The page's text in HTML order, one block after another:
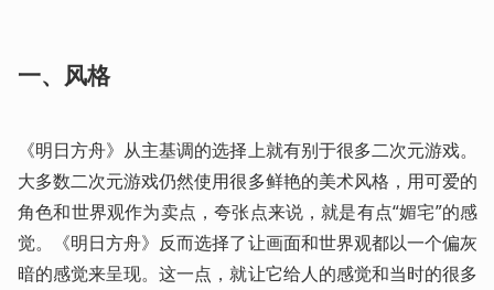
一、风格
《明日方舟》从主基调的选择上就有别于很多二次元游戏。
大多数二次元游戏仍然使用很多鲜艳的美术风格，用可爱的
角色和世界观作为卖点，夸张点来说，就是有点“媚宅”的感
觉。《明日方舟》反而选择了让画面和世界观都以一个偏灰
暗的感觉来呈现。这一点，就让它给人的感觉和当时的很多